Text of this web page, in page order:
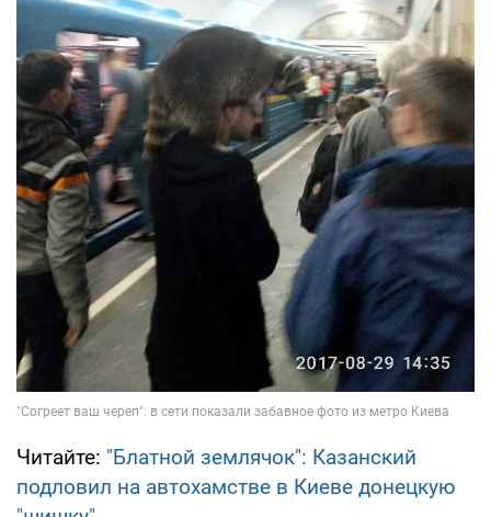
Читайте: "Блатной землячок": Казанский
подловил на автохамстве в Киеве донецкую